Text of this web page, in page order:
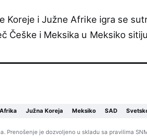
Koreje i Južne Afrike igra se
Češke i Meksika u Meksiko
Južna Koreja Meksiko SAD
Prenošenje je dozvoljeno u skladu sa pravilima